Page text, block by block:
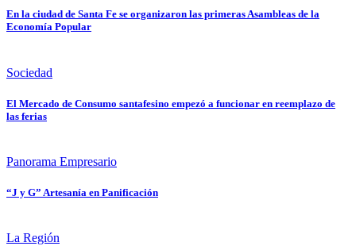
En la ciudad de Santa Fe se organizaron las primeras Asambleas de la
Economía Popular
Sociedad
El Mercado de Consumo santafesino empezó a funcionar en reemplazo de
las ferias
Panorama Empresario
“J y G” Artesanía en Panificación
La Región